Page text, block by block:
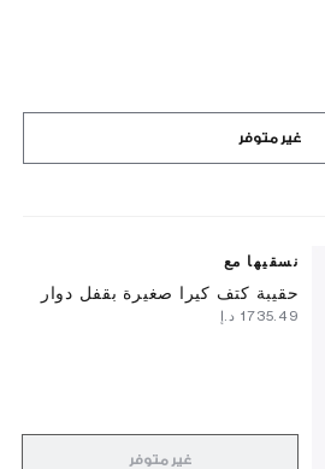
غير متوفر
نسقيها مع
حقيبة كتف كيرا صغيرة بقفل دوار
غير متوفر